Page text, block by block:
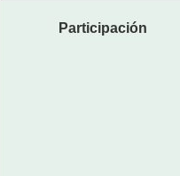
Participación